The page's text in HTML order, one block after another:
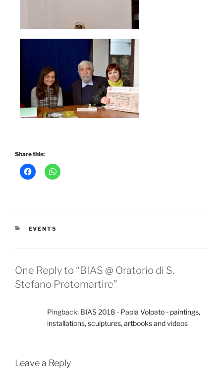
Share this:
CATEGORIES
EVENTS
One Reply to “BIAS @ Oratorio di S.
Stefano Protomartire”
Pingback: BIAS 2018 - Paola Volpato - paintings,
installations, sculptures, artbooks and videos
Leave a Reply